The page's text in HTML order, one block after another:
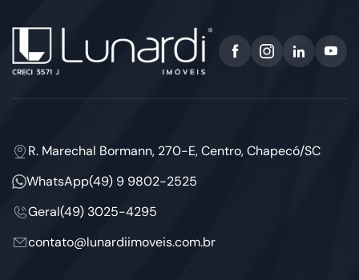
R. Marechal Bormann, 270-E, Centro, Chapecó/SC
WhatsApp(49) 9 9802-2525
Geral(49) 3025-4295
contato@lunardiimoveis.com.br